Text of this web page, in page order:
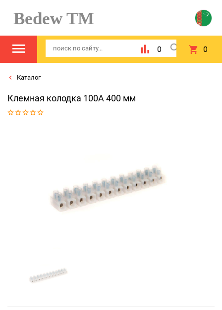
Bedew TM
0 0
Каталог
Клемная колодка 100А 400 мм